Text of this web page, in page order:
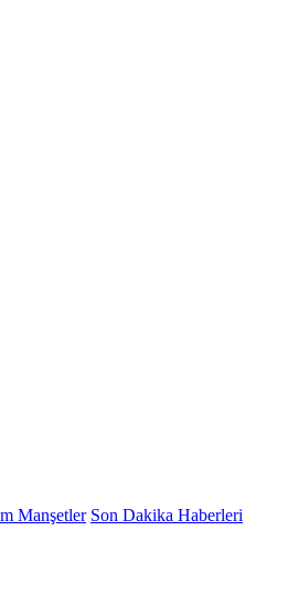
Manşetler Son Dakika Haberleri